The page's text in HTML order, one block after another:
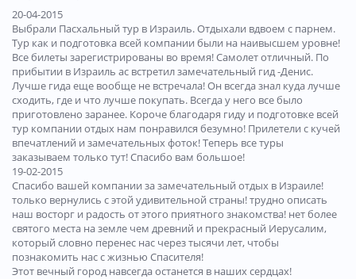
20-04-2015
Выбрали Пасхальный тур в Израиль. Отдыхали вдвоем с парнем.
Тур как и подготовка всей компании были на наивысшем уровне!
Все билеты зарегистрированы во время! Самолет отличный. По
прибытии в Израиль ас встретил замечательный гид -Денис.
Лучше гида еще вообще не встречала! Он всегда знал куда лучше
сходить, где и что лучше покупать. Всегда у него все было
приготовлено заранее. Короче благодаря гиду и подготовке всей
тур компании отдых нам понравился безумно! Прилетели с кучей
впечатлений и замечательных фоток! Теперь все туры
заказываем только тут! Спасибо вам большое!
19-02-2015
Спасибо вашей компании за замечательный отдых в Израиле!
только вернулись с этой удивительной страны! трудно описать
наш восторг и радость от этого приятного знакомства! нет более
святого места на земле чем древний и прекрасный Иерусалим,
который словно перенес нас через тысячи лет, чтобы
познакомить нас с жизнью Спасителя!
Этот вечный город навсегда останется в наших сердцах!